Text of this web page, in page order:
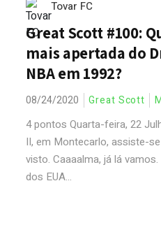
Tovar FC
Great Scott #100:
mais apertada do
NBA em 1992?
08/24/2020 Great Scott
4 pontos Quarta-feira, 22
II, em Montecarlo, assiste-
visto. Caaaalma, já lá
dos EUA...